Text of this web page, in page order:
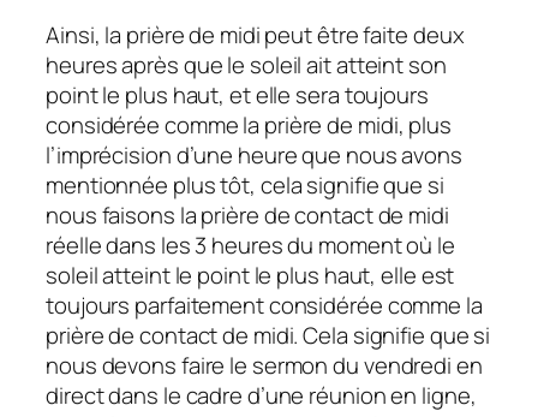
Ainsi, la prière de midi peut être faite deux
heures après que le soleil ait atteint son
point le plus haut, et elle sera toujours
considérée comme la prière de midi, plus
l’imprécision d’une heure que nous avons
mentionnée plus tôt, cela signifie que si
nous faisons la prière de contact de midi
réelle dans les 3 heures du moment où le
soleil atteint le point le plus haut, elle est
toujours parfaitement considérée comme la
prière de contact de midi. Cela signifie que si
nous devons faire le sermon du vendredi en
direct dans le cadre d’une réunion en ligne,